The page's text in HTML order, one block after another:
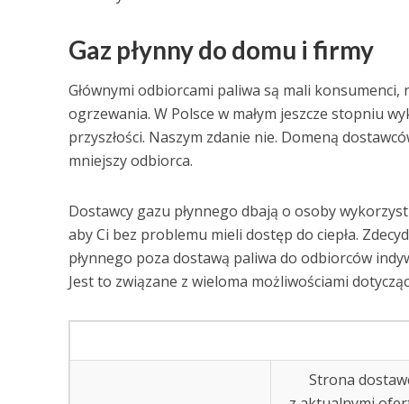
Gaz płynny do domu i firmy
Głównymi odbiorcami paliwa są mali konsumenci,
ogrzewania. W Polsce w małym jeszcze stopniu
przyszłości. Naszym zdanie nie. Domeną
mniejszy odbiorca.
Dostawcy gazu płynnego dbają o osoby
aby Ci bez problemu mieli dostęp do ciepła.
płynnego poza dostawą paliwa do odbiorców
Jest to związane z wieloma możliwościami
Strona